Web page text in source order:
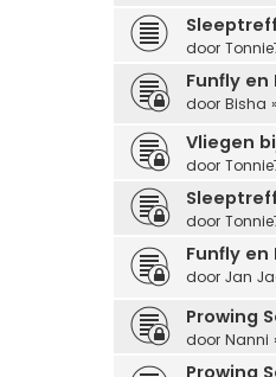
door
Funfly en
door Bisha
Vliegen
door
door
Funfly en
door Jan
Prowing
door Nanni
Prowing